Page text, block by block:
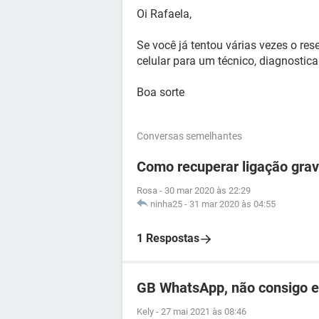
Oi Rafaela,
Se você já tentou várias vezes o
celular para um técnico,
Boa sorte
Conversas semelhantes
Como recuperar ligação
Rosa - 30 mar 2020 às 22:29
ninha25 - 31 mar 2020 às 04:55
1 Respostas
GB WhatsApp, não consigo
Kely - 27 mai 2021 às 08:46